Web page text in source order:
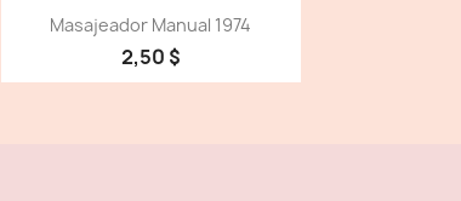
Vista detallada
Masajeador Manual 1974
2,50 $